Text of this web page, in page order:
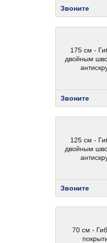
Звоните
175 см -
двойным
Звоните
125 см -
двойным
Звоните
70 см -